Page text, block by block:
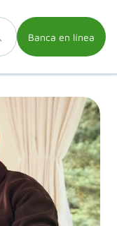
Banca en línea